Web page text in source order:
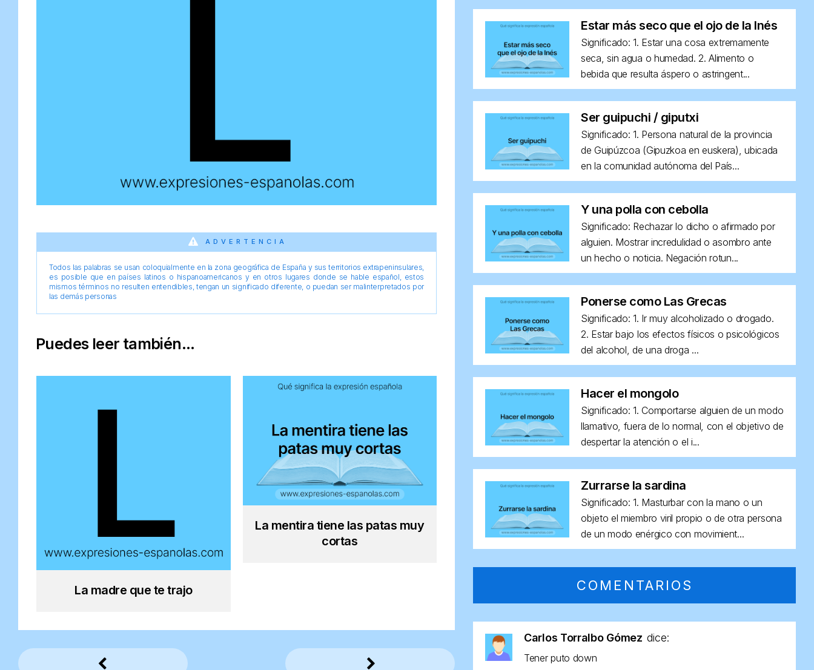
ADVERTENCIA
Todos las palabras se usan coloquialmente en la zona geográfica de España y sus territorios extrapeninsulares,
es posible que en países latinos o hispanoamericanos y en otros lugares donde se hable español, estos
mismos términos no resulten entendibles, tengan un significado diferente, o puedan ser malinterpretados por
las demás personas
Puedes leer también...
La madre que te trajo
La mentira tiene las patas muy
cortas
Estar más seco que el ojo de la Inés
Significado: 1. Estar una cosa extremamente
seca, sin agua o humedad. 2. Alimento o
bebida que resulta áspero o astringent...
Ser guipuchi / giputxi
Significado: 1. Persona natural de la provincia
de Guipúzcoa (Gipuzkoa en euskera), ubicada
en la comunidad autónoma del País...
Y una polla con cebolla
Significado: Rechazar lo dicho o afirmado por
alguien. Mostrar incredulidad o asombro ante
un hecho o noticia. Negación rotun...
Ponerse como Las Grecas
Significado: 1. Ir muy alcoholizado o drogado.
2. Estar bajo los efectos físicos o psicológicos
del alcohol, de una droga ...
Hacer el mongolo
Significado: 1. Comportarse alguien de un modo
llamativo, fuera de lo normal, con el objetivo de
despertar la atención o el i...
Zurrarse la sardina
Significado: 1. Masturbar con la mano o un
objeto el miembro viril propio o de otra persona
de un modo enérgico con movimient...
COMENTARIOS
Carlos Torralbo Gómez dice:
Tener puto down